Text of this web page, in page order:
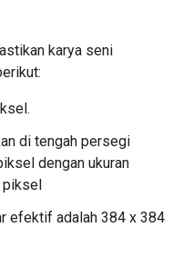
karya seni
di tengah persegi
dengan ukuran
piksel
efektif adalah 384 x 384